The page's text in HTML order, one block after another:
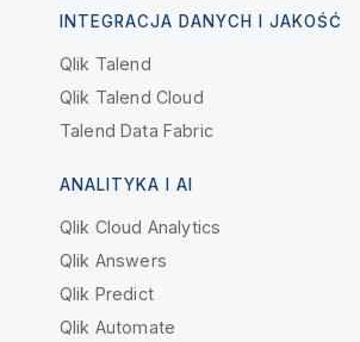
INTEGRACJA DANYCH I JAKOŚĆ
Qlik Talend
Qlik Talend Cloud
Talend Data Fabric
ANALITYKA I AI
Qlik Cloud Analytics
Qlik Answers
Qlik Predict
Qlik Automate